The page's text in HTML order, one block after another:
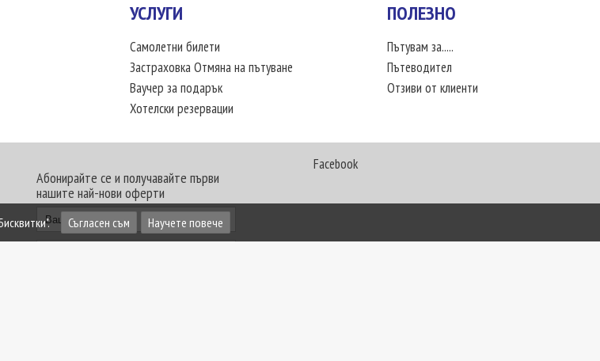
УСЛУГИ
Самолетни билети
Застраховка Отмяна на пътуване
Ваучер за подарък
Хотелски резервации
ПОЛЕЗНО
Пътувам за.....
Пътеводител
Отзиви от клиенти
Абонирайте се и получавайте първи
нашите най-нови оферти
Facebook
Съгласен съм Научете повече